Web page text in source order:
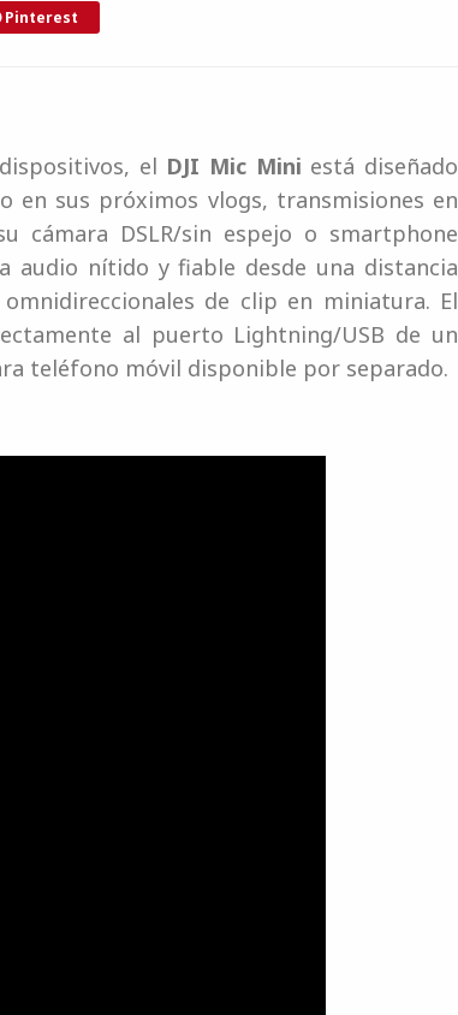
Pinterest
el DJI Mic Mini está diseñado
en sus próximos vlogs, transmisiones en
cámara DSLR/sin espejo o smartphone
audio nítido y fiable desde una distancia
de clip en miniatura. El
al puerto Lightning/USB de un
teléfono móvil disponible por separado.